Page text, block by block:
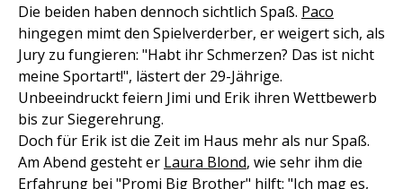
Die beiden haben dennoch sichtlich Spaß. Paco
hingegen mimt den Spielverderber, er weigert sich, als
Jury zu fungieren: "Habt ihr Schmerzen? Das ist nicht
meine Sportart!", lästert der 29-Jährige.
Unbeeindruckt feiern Jimi und Erik ihren Wettbewerb
bis zur Siegerehrung.
Doch für Erik ist die Zeit im Haus mehr als nur Spaß.
Am Abend gesteht er Laura Blond, wie sehr ihm die
Erfahrung bei "Promi Big Brother" hilft: "Ich mag es,